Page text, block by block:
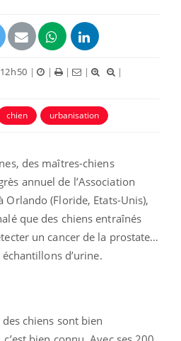
| | | |
|
chien urbanisation
des maîtres-chiens
annuel de l’Association
Orlando (Floride, Etats-Unis),
que des chiens entraînés
un cancer de la prostate…
d’urine.
chiens sont bien